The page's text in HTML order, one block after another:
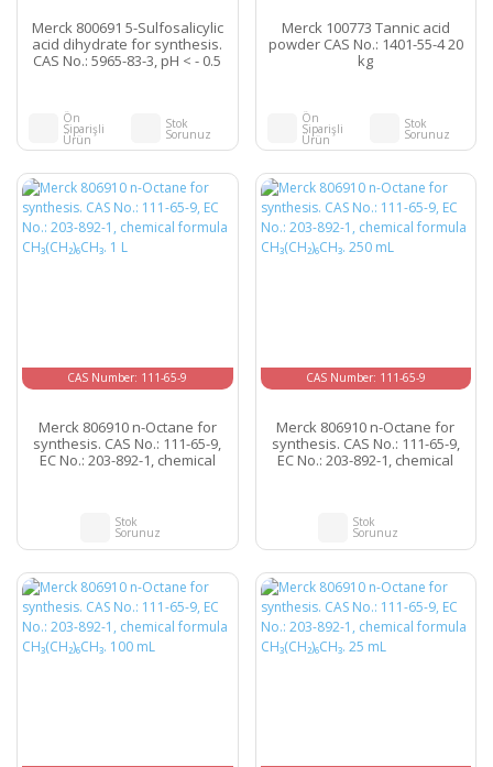
Merck 800691 5-Sulfosalicylic
acid dihydrate for synthesis.
CAS No.: 5965-83-3, pH < - 0.5
Ön
Siparişli
Ürün
Stok
Sorunuz
Merck 100773 Tannic acid
powder CAS No.: 1401-55-4 20
kg
Ön
Siparişli
Ürün
Stok
Sorunuz
CAS Number: 111-65-9
Merck 806910 n-Octane for
synthesis. CAS No.: 111-65-9,
EC No.: 203-892-1, chemical
Stok
Sorunuz
CAS Number: 111-65-9
Merck 806910 n-Octane for
synthesis. CAS No.: 111-65-9,
EC No.: 203-892-1, chemical
Stok
Sorunuz